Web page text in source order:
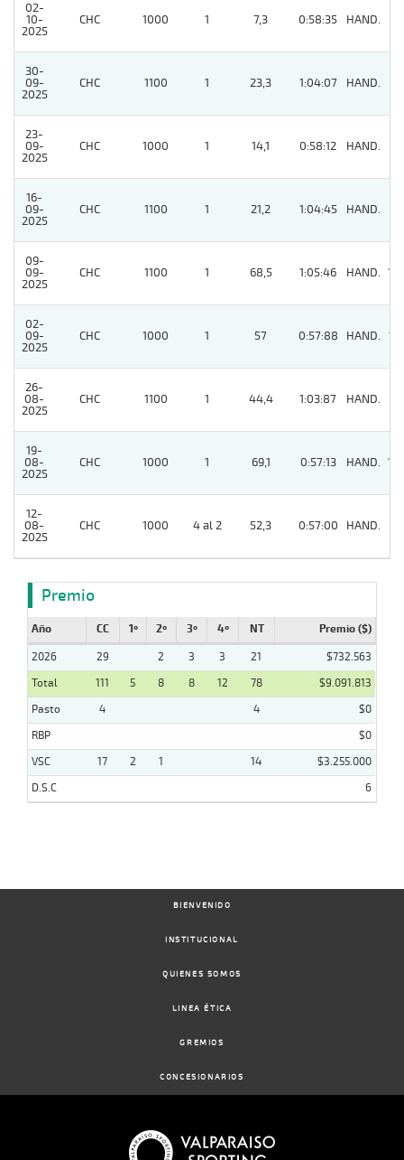
02-
10-
2025
CHC 1000 1 7,3 0:58:35 HAND.
30-
09-
2025
CHC 1100 1 23,3 1:04:07 HAND.
23-
09-
2025
CHC 1000 1 14,1 0:58:12 HAND.
16-
09-
2025
CHC 1100 1 21,2 1:04:45 HAND.
09-
09-
2025
CHC 1100 1 68,5 1:05:46 HAND. 10
02-
09-
2025
CHC 1000 1 57 0:57:88 HAND. 12
26-
08-
2025
CHC 1100 1 44,4 1:03:87 HAND.
19-
08-
2025
CHC 1000 1 69,1 0:57:13 HAND. 10
12-
08-
2025
CHC 1000 4 al 2 52,3 0:57:00 HAND.
Premio
Año CC 1º 2º 3º 4º NT Premio ($)
2026 29 2 3 3 21
$732.563
Total
111 5 8 8 12 78
$9.091.813
Pasto
4 4
$0
RBP
$0
VSC
17 2 1 14
$3.255.000
D.S.C
6
BIENVENIDO
INSTITUCIONAL
QUIENES SOMOS
LINEA ÉTICA
GREMIOS
CONCESIONARIOS